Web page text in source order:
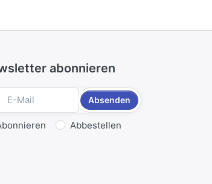
abonnieren
Absenden
wählenAbbestellen